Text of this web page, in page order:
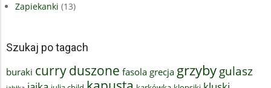
Zapiekanki (13)
Szukaj po tagach
buraki curryduszone fasola grecja grzyby gulasz